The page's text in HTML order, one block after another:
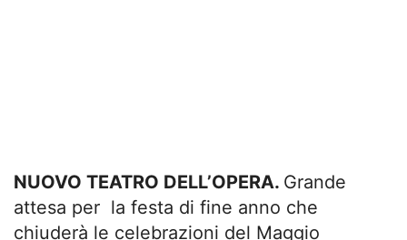
NUOVO TEATRO DELL’OPERA. Grande
attesa per la festa di fine anno che
chiuderà le celebrazioni del Maggio